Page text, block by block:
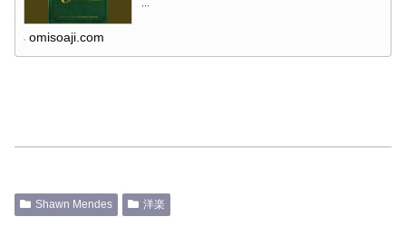
omisoaji.com
Shawn Mendes 洋楽